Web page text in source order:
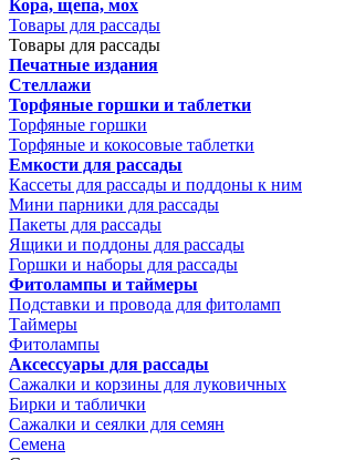
Кора, щепа, мох
Товары для рассады
Товары для рассады
Печатные издания
Стеллажи
Торфяные горшки и таблетки
Торфяные горшки
Торфяные и кокосовые таблетки
Емкости для рассады
Кассеты для рассады и поддоны к ним
Мини парники для рассады
Пакеты для рассады
Ящики и поддоны для рассады
Горшки и наборы для рассады
Фитолампы и таймеры
Подставки и провода для фитоламп
Таймеры
Фитолампы
Аксессуары для рассады
Сажалки и корзины для луковичных
Бирки и таблички
Сажалки и сеялки для семян
Семена